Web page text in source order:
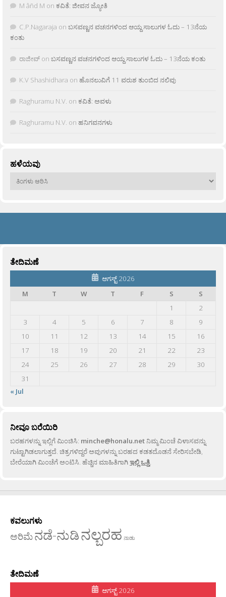
M âñd M on ಕವಿತೆ: ಜೀವನ ಜ್ಯೋತಿ
C.P.Nagaraja on ಬಸವಣ್ಣನ ವಚನಗಳಿಂದ ಆಯ್ದ ಸಾಲುಗಳ ಓದು – 13ನೆಯ
ಕಂತು
ರಾಜೀವ್ on ಬಸವಣ್ಣನ ವಚನಗಳಿಂದ ಆಯ್ದ ಸಾಲುಗಳ ಓದು – 13ನೆಯ ಕಂತು
K.V Shashidhara on ಹೊನಲುವಿಗೆ 11 ವರುಶ ತುಂಬಿದ ನಲಿವು
Raghuramu N.V. on ಕವಿತೆ: ಅವಳು
Raghuramu N.V. on ಹನಿಗವನಗಳು
ಹಳೆಯವು
ಹಳೆಯವು
ತೇದಿಮಣೆ
ಆಗಸ್ಟ್ 2026
M
T W T F S
S
1
2
3
4 5 6 7 8
9
10
11 12 13 14 15
16
17
18 19 20 21 22
23
24
25 26 27 28 29
30
31
« Jul
ನೀವೂ ಬರೆಯಿರಿ
ಬರಹಗಳನ್ನು ಇಲ್ಲಿಗೆ ಮಿಂಚಿಸಿ: minche@honalu.netನಿಮ್ಮ ಮಿಂಚೆ ವಿಳಾಸವನ್ನು
ಗುಟ್ಟಾಗಿಡಲಾಗುತ್ತದೆ. ಚಿತ್ರಗಳಿದ್ದರೆ ಅವುಗಳನ್ನು ಬರಹದ ಕಡತದೊಡನೆ ಸೇರಿಸಬೇಡಿ,
ಬೇರೆಯಾಗಿ ಮಿಂಚೆಗೆ ಅಂಟಿಸಿ. ಹೆಚ್ಚಿನ ಮಾಹಿತಿಗಾಗಿಇಲ್ಲಿ ಒತ್ತಿ.
ಕವಲುಗಳು
ಅರಿಮೆನಡೆ-ನುಡಿನಲ್ಬರಹ ನಾಡು
ತೇದಿಮಣೆ
ಆಗಸ್ಟ್ 2026